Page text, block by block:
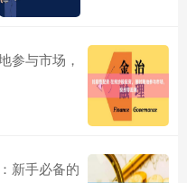
参与市场，
新手必备的